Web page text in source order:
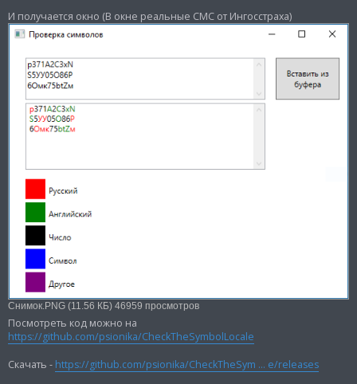
И получается окно (В окне реальные СМС от Ингосстраха)
Снимок.PNG (11.56 КБ) 46959 просмотров
Посмотреть код можно на
https://github.com/psionika/CheckTheSymbolLocale
Скачать - https://github.com/psionika/CheckTheSym ... e/releases